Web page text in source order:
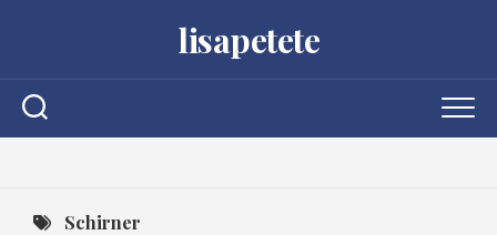
lisapetete
Schirner